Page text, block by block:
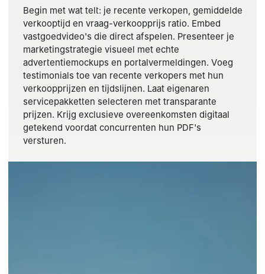
Begin met wat telt: je recente verkopen, gemiddelde
verkooptijd en vraag-verkoopprijs ratio. Embed
vastgoedvideo's die direct afspelen. Presenteer je
marketingstrategie visueel met echte
advertentiemockups en portalvermeldingen. Voeg
testimonials toe van recente verkopers met hun
verkoopprijzen en tijdslijnen. Laat eigenaren
servicepakketten selecteren met transparante
prijzen. Krijg exclusieve overeenkomsten digitaal
getekend voordat concurrenten hun PDF's
versturen.